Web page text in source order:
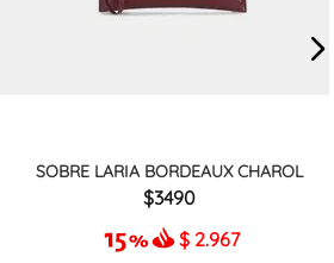
SOBRE LARIA BORDEAUX CHAROL
3490
$ 2.967